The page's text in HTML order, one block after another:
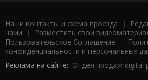
Наши контакты и схема проезда |
нами | Разместить свои
Пользовательское Соглашение |
конфиденциальности и персональных
Реклама на сайте: Отдел продаж digital